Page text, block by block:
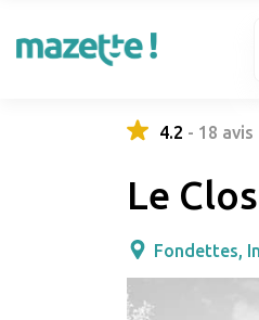
4.2 - 18 avis
Le
Fondettes,